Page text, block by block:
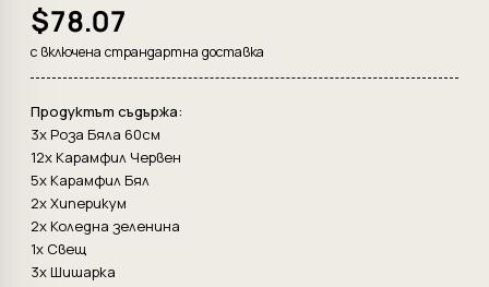
$78.07
с включена страндартна доставка
Продуктът съдържа:
3x Роза Бяла 60см
12x Карамфил Червен
5x Карамфил Бял
2x Хиперикум
2x Коледна зеленина
1x Свещ
3x Шишарка